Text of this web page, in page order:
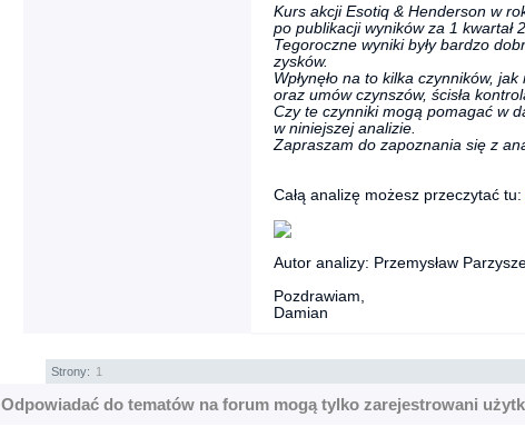
Kurs akcji Esotiq & Henderson w
po publikacji wyników za 1 kwartał
Tegoroczne wyniki były bardzo
zysków.
Wpłynęło na to kilka czynników,
oraz umów czynszów, ścisła
Czy te czynniki mogą pomagać w
w niniejszej analizie.
Zapraszam do zapoznania się z
Całą analizę możesz przeczytać tu:
Autor analizy: Przemysław
Pozdrawiam,
Damian
Strony: 1
Odpowiadać do tematów na forum mogą tylko zarejestrowani